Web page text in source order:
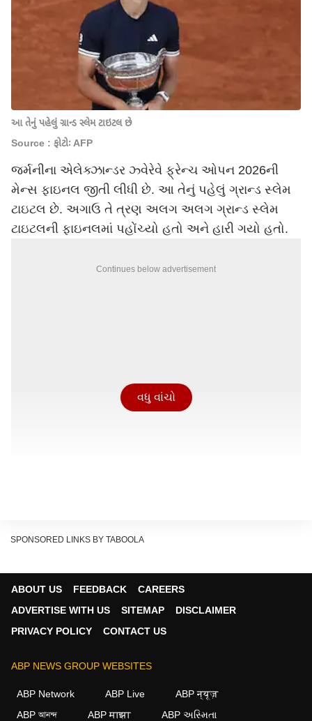
આ તેનું પહેલું ગ્રાન્ડ સ્લેમ ટાઇટલ છે
Source : ફોટોઃ AFP
જર્મનીના એલેક્ઝાન્ડર ઝ્વેરેવે ફ્રેન્ચ ઓપન 2026ની
મેન્સ ફાઇનલ જીતી લીધી છે. આ તેનું પહેલું ગ્રાન્ડ સ્લેમ
ટાઇટલ છે. અગાઉ તે ત્રણ અલગ અલગ ગ્રાન્ડ સ્લેમ
ટાઇટલની ફાઇનલમાં પહોંચ્યો હતો અને હારી ગયો હતો.
Continues below advertisement
વધુ વાંચો
SPONSORED LINKS BY TABOOLA
ABOUT US FEEDBACK
CAREERS
ADVERTISE WITH US
SITEMAP
DISCLAIMER
PRIVACY POLICY
CONTACT US
ABP NEWS GROUP WEBSITES
ABP Network ABP Live
ABP न्यूज़
ABP আনন্দ
ABP माझा ABP અસ્મિતા